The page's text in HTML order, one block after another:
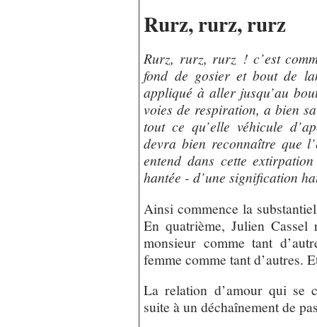
Rurz, rurz, rurz
Rurz, rurz, rurz ! c’est
fond de gosier et bout de
appliqué à aller jusqu’au
voies de respiration, a bien
tout ce qu’elle véhicule
devra bien reconnaître que
entend dans cette
hantée - d’une signification
Ainsi commence la
En quatrième, Julien
monsieur comme tant
femme comme tant d’autres.
La relation d’amour qui se
suite à un déchaînement de